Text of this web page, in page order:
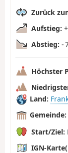
Zurück
Aufstieg:
Abstieg: -
Höchster
Land:
Gemeinde:
Start/Ziel:
IGN-